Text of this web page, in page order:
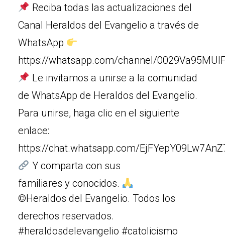
Reciba todas las actualizaciones del
Canal Heraldos del Evangelio a través de
WhatsApp
https://whatsapp.com/channel/
Le invitamos a unirse a la comunidad
de WhatsApp de Heraldos del Evangelio.
Para unirse, haga clic en el siguiente
enlace:
https://chat.whatsapp.com/
Y comparta con sus
familiares y conocidos.
©Heraldos del Evangelio. Todos los
derechos reservados.
#heraldosdelevangelio #catolicismo